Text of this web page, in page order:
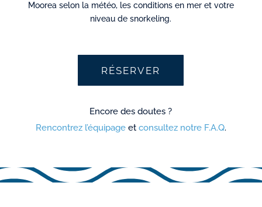
Moorea selon la météo, les conditions en mer et votre
niveau de snorkeling.
RÉSERVER
Encore des doutes ?
Rencontrez l’équipageet consultez notre F.A.Q.